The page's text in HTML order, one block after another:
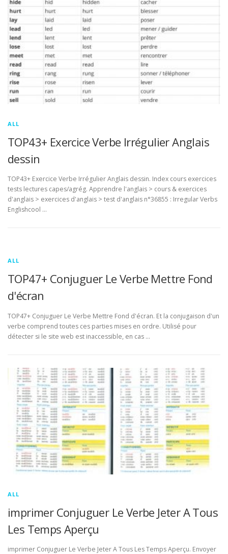
ALL
TOP43+ Exercice Verbe Irrégulier Anglais
dessin
TOP43+ Exercice Verbe Irrégulier Anglais dessin. Index cours exercices
tests lectures capes/agrég. Apprendre l'anglais > cours & exercices
d'anglais > exercices d'anglais > test d'anglais n°36855 : Irregular Verbs
Englishcool …
ALL
TOP47+ Conjuguer Le Verbe Mettre Fond
d'écran
TOP47+ Conjuguer Le Verbe Mettre Fond d'écran. Et la conjugaison d'un
verbe comprend toutes ces parties mises en ordre. Utilisé pour
détecter si le site web est inaccessible, en cas …
ALL
imprimer Conjuguer Le Verbe Jeter A Tous
Les Temps Aperçu
imprimer Conjuguer Le Verbe Jeter A Tous Les Temps Aperçu. Envoyer